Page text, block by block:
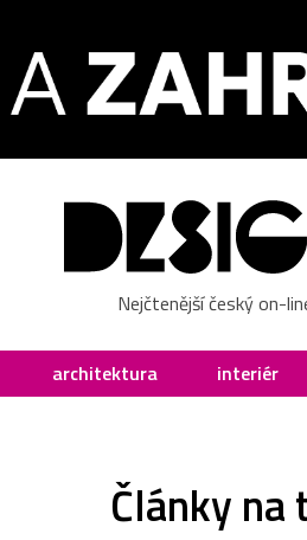
Nejčtenější český on-
architektura interiér
Články na